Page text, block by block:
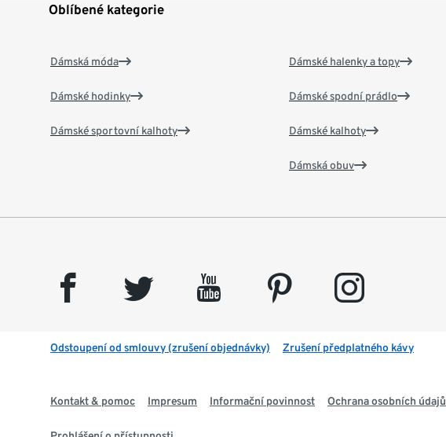
Oblíbené kategorie
Dámská móda
Dámské hodinky
Dámské sportovní kalhoty
Dámské halenky a topy
Dámské spodní prádlo
Dámské kalhoty
Dámská obuv
facebook twitter youtube pinterest instagram
Odstoupení od smlouvy (zrušení objednávky) Zrušení předplatného kávy
Kontakt & pomoc Impresum Informační povinnost Ochrana osobních údajů